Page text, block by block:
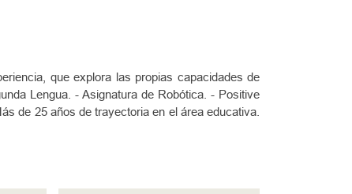
que explora las propias capacidades de
Lengua. - Asignatura de Robótica. - Positive
de 25 años de trayectoria en el área educativa.